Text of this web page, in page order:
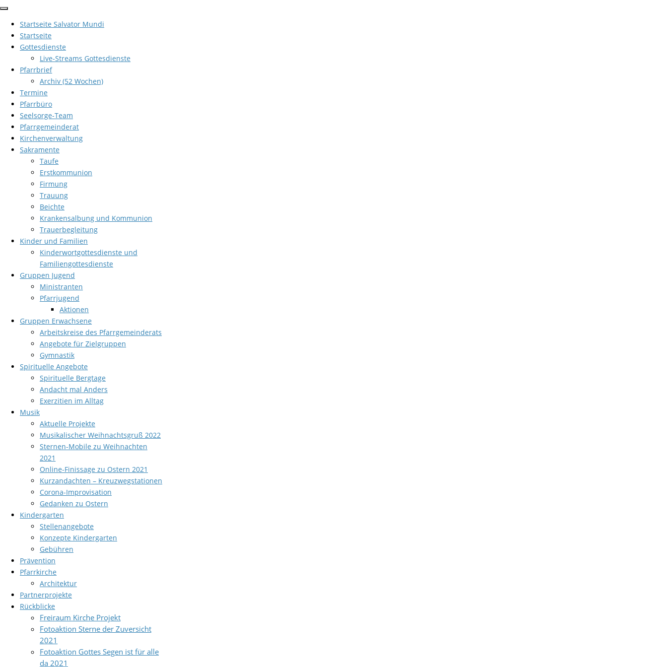
Zum
springenStartseite Salvator Mundi
Startseite
Gottesdienste
Live-Streams Gottesdienste
Pfarrbrief
Archiv (52 Wochen)
Termine
Pfarrbüro
Seelsorge-Team
Pfarrgemeinderat
Kirchenverwaltung
Sakramente
Taufe
Erstkommunion
Firmung
Trauung
Beichte
Krankensalbung und Kommunion
Trauerbegleitung
Kinder und Familien
Kinderwortgottesdienste und
Familiengottesdienste
Gruppen Jugend
Ministranten
Pfarrjugend
Aktionen
Gruppen Erwachsene
Arbeitskreise des Pfarrgemeinderats
Angebote für Zielgruppen
Gymnastik
Spirituelle Angebote
Spirituelle Bergtage
Andacht mal Anders
Exerzitien im Alltag
Musik
Aktuelle Projekte
Musikalischer Weihnachtsgruß 2022
Sternen-Mobile zu Weihnachten
2021
Online-Finissage zu Ostern 2021
Kurzandachten – Kreuzwegstationen
Corona-Improvisation
Gedanken zu Ostern
Kindergarten
Stellenangebote
Konzepte Kindergarten
Gebühren
Prävention
Pfarrkirche
Architektur
Partnerprojekte
Rückblicke
Freiraum Kirche Projekt
Fotoaktion Sterne der Zuversicht
2021
Fotoaktion Gottes Segen ist für alle
da 2021